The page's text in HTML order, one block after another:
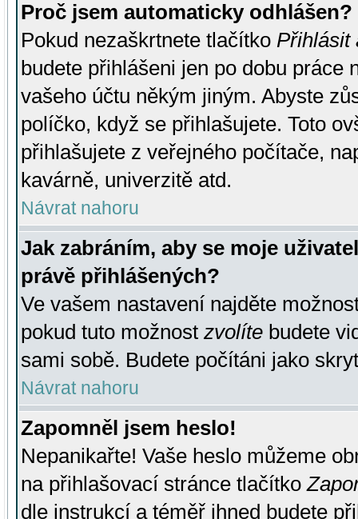
Proč jsem automaticky odhlášen?
Pokud nezaškrtnete tlačítko Přihlásit
budete přihlášeni jen po dobu práce
vašeho účtu někým jiným. Abyste
políčko, když se přihlašujete. Toto
přihlašujete z veřejného počítače,
kavárně, univerzitě atd.
Návrat nahoru
Jak zabráním, aby se moje
právě přihlášených?
Ve vašem nastavení najděte
pokud tuto možnost zvolíte budete
sami sobě. Budete počítáni jako
Návrat nahoru
Zapomněl jsem heslo!
Nepanikařte! Vaše heslo můžeme
na přihlašovací stránce tlačítko
dle instrukcí a téměř ihned budete